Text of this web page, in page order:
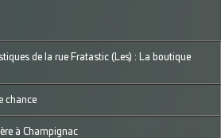
de la rue Fratastic (Les) : La boutique
chance
à Champignac